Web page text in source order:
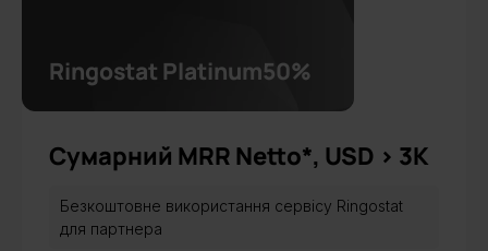
Ringostat Platinum50%
Сумарний MRR Netto*, USD > 3К
Безкоштовне використання сервісу Ringostat
для партнера